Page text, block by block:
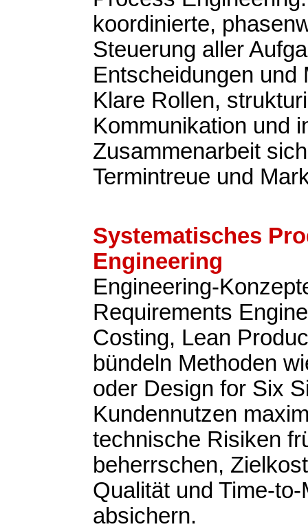
koordinierte,
Steuerung aller
Entscheidungen und
Klare Rollen,
Kommunikation und
Zusammenarbeit
Termintreue und
Systematisches
Engineering
Engineering-
Requirements
Costing, Lean
bündeln Methoden
oder Design for Six
Kundennutzen
technische Risiken
beherrschen,
Qualität und Time-to-
absichern.